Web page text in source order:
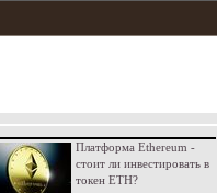
Платформа Ethereum -
стоит ли инвестировать в
токен ETH?